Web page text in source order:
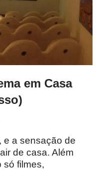
em Casa
e a sensação de
de casa. Além
só filmes,